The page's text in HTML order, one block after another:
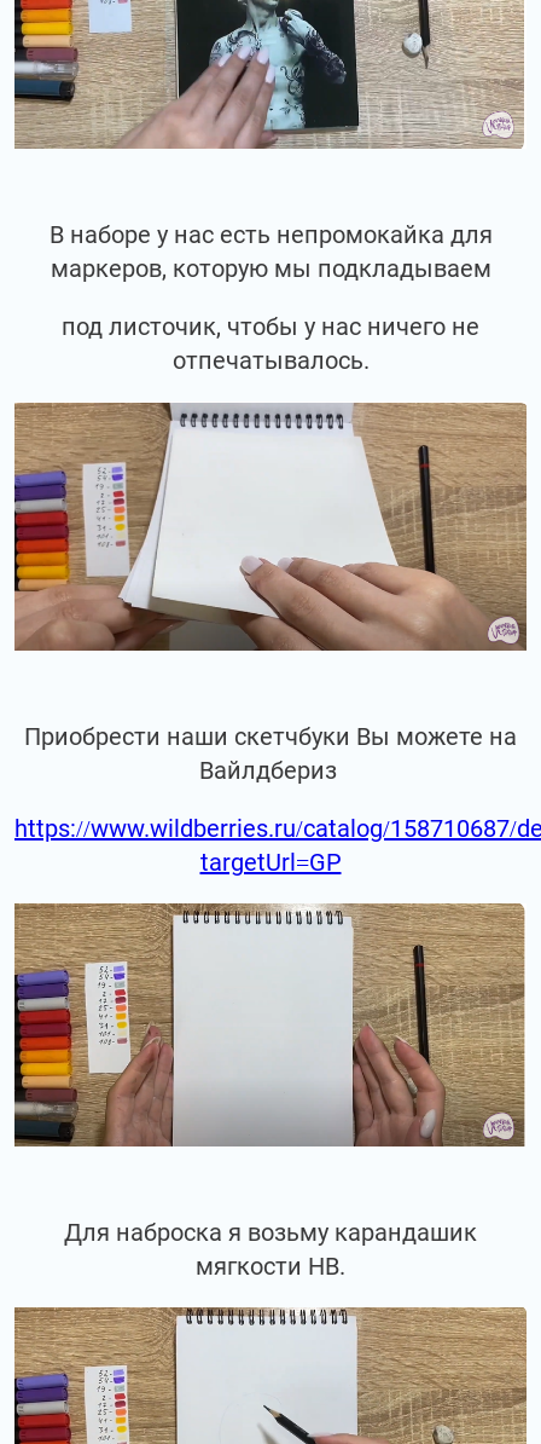
В наборе у нас есть непромокайка для
маркеров, которую мы подкладываем
под листочик, чтобы у нас ничего не
отпечатывалось.
Приобрести наши скетчбуки Вы можете на
Вайлдбериз
https://www.wildberries.ru/catalog/158710687/
targetUrl=GP
Для наброска я возьму карандашик
мягкости НВ.